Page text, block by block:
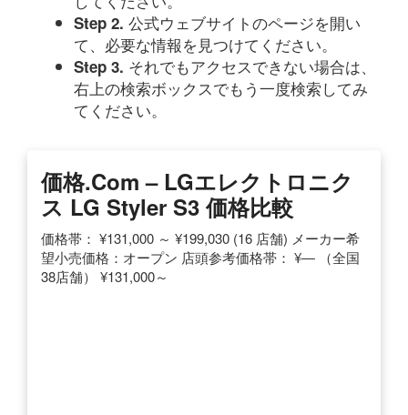
Step 2. 公式ウェブサイトのページを開い
て、必要な情報を見つけてください。
Step 3. それでもアクセスできない場合は、
右上の検索ボックスでもう一度検索してみ
てください。
価格.com – LGエレクトロニク
ス LG Styler S3 価格比較
価格帯： ¥131,000 ～ ¥199,030 (16 店舗) メーカー希
望小売価格：オープン 店頭参考価格帯： ¥― （全国
38店舗） ¥131,000～